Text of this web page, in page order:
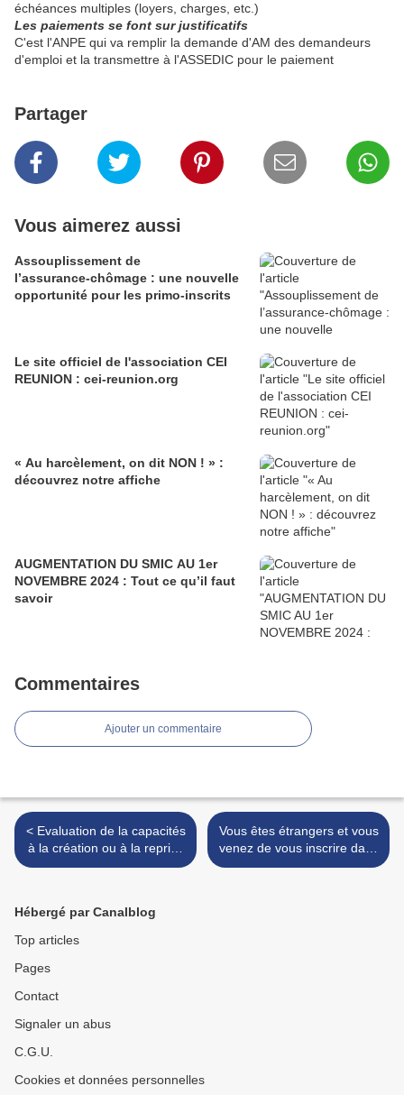
échéances multiples (loyers, charges, etc.)
Les paiements se font sur justificatifs
C'est l'ANPE qui va remplir la demande d'AM des demandeurs
d'emploi et la transmettre à l'ASSEDIC pour le paiement
Partager
Vous aimerez aussi
Assouplissement de
l’assurance‑chômage : une nouvelle
opportunité pour les primo‑inscrits
Le site officiel de l'association CEI
REUNION : cei-reunion.org
« Au harcèlement, on dit NON ! » :
découvrez notre affiche
AUGMENTATION DU SMIC AU 1er
NOVEMBRE 2024 : Tout ce qu’il faut
savoir
Commentaires
Ajouter un commentaire
< Evaluation de la capacités
à la création ou à la reprise
d'entreprise (EPCE)
Vous êtes étrangers et vous
venez de vous inscrire dans
une école ou un collège à la
Hébergé par Canalblog
Top articles
Pages
Contact
Signaler un abus
C.G.U.
Cookies et données personnelles